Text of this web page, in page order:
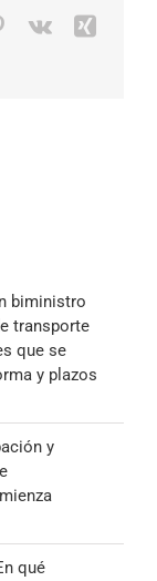
Pinterest
Vk
biministro
transporte
que se
y plazos
y
qué